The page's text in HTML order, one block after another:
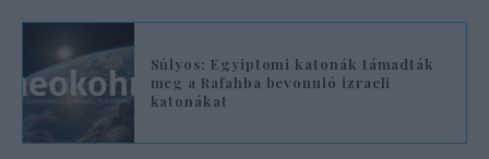
Súlyos: Egyiptomi katonák támadták
meg a Rafahba bevonuló izraeli
katonákat